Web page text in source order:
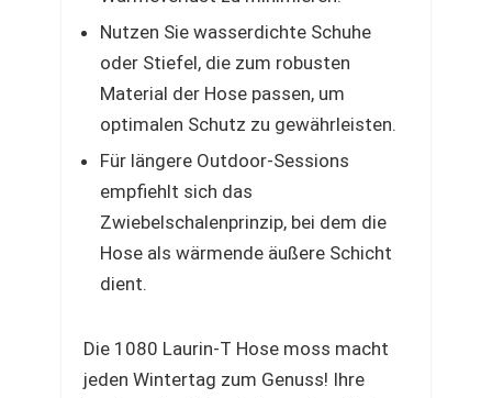
Nutzen Sie wasserdichte Schuhe
oder Stiefel, die zum robusten
Material der Hose passen, um
optimalen Schutz zu gewährleisten.
Für längere Outdoor-Sessions
empfiehlt sich das
Zwiebelschalenprinzip, bei dem die
Hose als wärmende äußere Schicht
dient.
Die 1080 Laurin-T Hose moss macht
jeden Wintertag zum Genuss! Ihre